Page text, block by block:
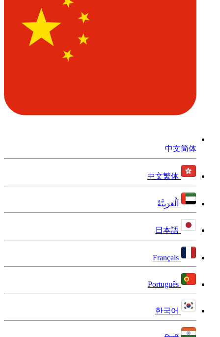
中文简体
中文繁体
اَلْعَرَبِيَّةُ
日本語
Français
Português
한국어